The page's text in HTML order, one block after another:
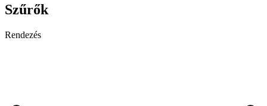
Szűrők
Rendezés